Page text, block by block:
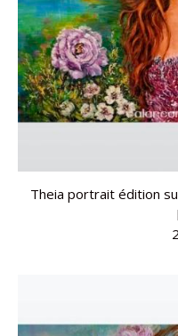
Theia portrait édition